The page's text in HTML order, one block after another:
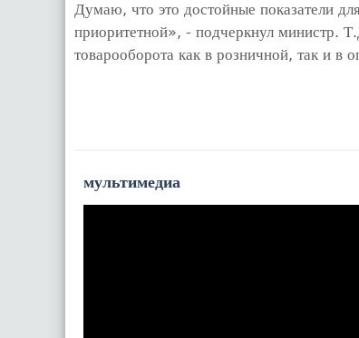
Думаю, что это достойные показатели
приоритетной», - подчеркнул министр.
товарооборота как в розничной, так и в
мультимедиа